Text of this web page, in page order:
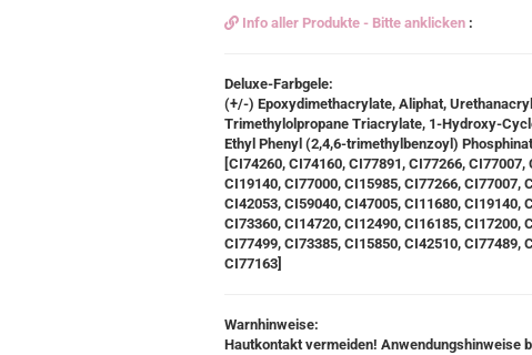
Info aller Produkte - Bitte anklicken :
Deluxe-Farbgele:
(+/-) Epoxydimethacrylate, Aliphat,
Trimethylolpropane Triacrylate, 1-Hydroxy-
Ethyl Phenyl (2,4,6-trimethylbenzoyl)
[CI74260, CI74160, CI77891, CI77266,
CI19140, CI77000, CI15985, CI77266, CI77007,
CI42053, CI59040, CI47005, CI11680, CI19140,
CI73360, CI14720, CI12490, CI16185, CI17200,
CI77499, CI73385, CI15850, CI42510, CI77489,
CI77163]
Warnhinweise:
Hautkontakt vermeiden! Anwendungshinweise